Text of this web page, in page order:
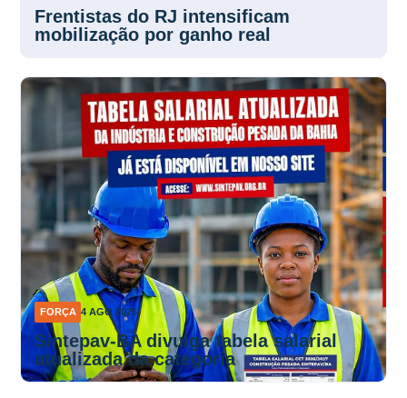
Frentistas do RJ intensificam
mobilização por ganho real
FORÇA 4 AGO 2026
Sintepav-BA divulga tabela salarial
atualizada da categoria